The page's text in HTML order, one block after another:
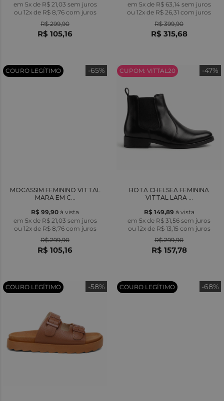
R$ 299,90
R$ 105,16
em 5x de R$ 21,03 sem juros
ou 12x de R$ 8,76 com juros
R$ 399,90
R$ 315,68
em 5x de R$ 63,14 sem juros
ou 12x de R$ 26,31 com juros
-65%
COURO LEGÍTIMO
MOCASSIM FEMININO VITTAL
MARA EM C...
R$ 299,90
R$ 105,16
em 5x de R$ 21,03 sem juros
ou 12x de R$ 8,76 com juros
R$ 99,90 à vista
-47%
CUPOM: VITTAL20
BOTA CHELSEA FEMININA
VITTAL LARA ...
R$ 299,90
R$ 157,78
em 5x de R$ 31,56 sem juros
ou 12x de R$ 13,15 com juros
R$ 149,89 à vista
-58%
COURO LEGÍTIMO -68%
COURO LEGÍTIMO